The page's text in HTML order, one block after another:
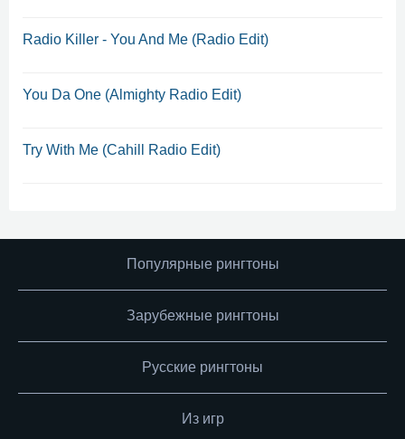
Radio Killer - You And Me (Radio Edit)
You Da One (Almighty Radio Edit)
Try With Me (Cahill Radio Edit)
Популярные рингтоны
Зарубежные рингтоны
Русские рингтоны
Из игр